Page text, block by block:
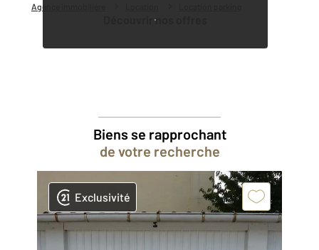
Agence immobilière
Découvrir nos offres
Biens se rapprochant
de votre recherche
Exclusivité